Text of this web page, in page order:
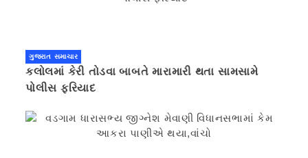
ગુજરાત સમાચાર
કલોલમાં કેરી તોડવા બાબતે મારામારી થતા સામસામે
પોલીસ ફરિયાદ